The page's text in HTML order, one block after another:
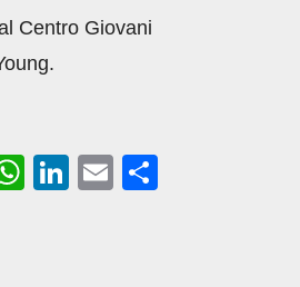
Centro Giovani
W
Li
E